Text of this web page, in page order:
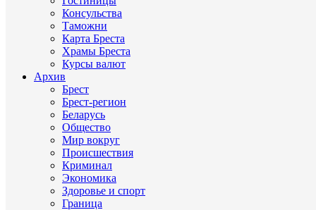
Консульства
Таможни
Карта Бреста
Храмы Бреста
Курсы валют
Архив
Брест
Брест-регион
Беларусь
Общество
Мир вокруг
Происшествия
Криминал
Экономика
Здоровье и спорт
Граница